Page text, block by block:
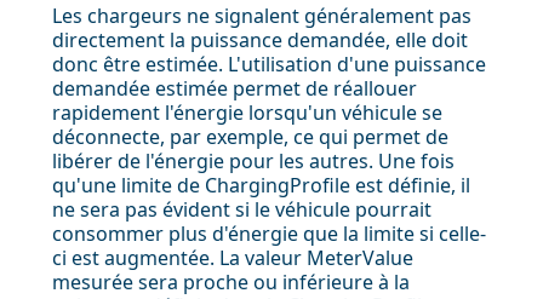
Les chargeurs ne signalent généralement pas
directement la puissance demandée, elle doit
donc être estimée. L'utilisation d'une puissance
demandée estimée permet de réallouer
rapidement l'énergie lorsqu'un véhicule se
déconnecte, par exemple, ce qui permet de
libérer de l'énergie pour les autres. Une fois
qu'une limite de ChargingProfile est définie, il
ne sera pas évident si le véhicule pourrait
consommer plus d'énergie que la limite si celle-
ci est augmentée. La valeur MeterValue
mesurée sera proche ou inférieure à la